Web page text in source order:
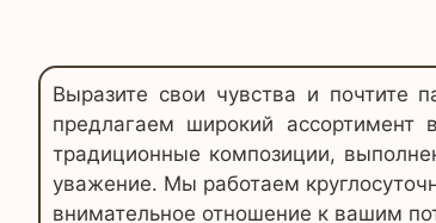
Выразите свои чувства и
предлагаем широкий
традиционные композиции,
уважение. Мы работаем
внимательное отношение к вашим